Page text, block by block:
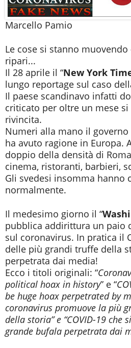
Marcello Pamio
Le cose si stanno
ripari...
Il 28 aprile il “New York
lungo reportage sul caso
Il paese scandinavo infatti
criticato per oltre un mese si
rivincita.
Numeri alla mano il governo
ha avuto ragione in Europa.
doppio della densità di
cinema, ristoranti, barbieri,
Gli svedesi insomma hanno
normalmente.
Il medesimo giorno il “
pubblica addirittura un paio
sul coronavirus. In pratica il
delle più grandi truffe della
perpetrata dai media!
Ecco i titoli originali: “
political hoax in history” e “
be huge hoax perpetrated by
coronavirus promuove la più
della storia” e “COVID-19 che
grande bufala perpetrata dai